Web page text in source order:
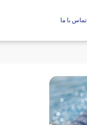
تماس با ما